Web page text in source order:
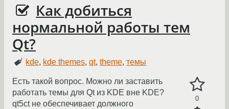
Как добиться
нормальной работы тем
Qt?
kde, kde themes,qt,theme,темы
0
Есть такой вопрос. Можно ли заставить
работать темы для Qt из KDE вне KDE?
qt5ct не обеспечивает должного